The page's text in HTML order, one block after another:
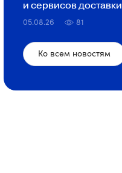
и сервисов доставки
05.08.26 81
Ко всем новостям